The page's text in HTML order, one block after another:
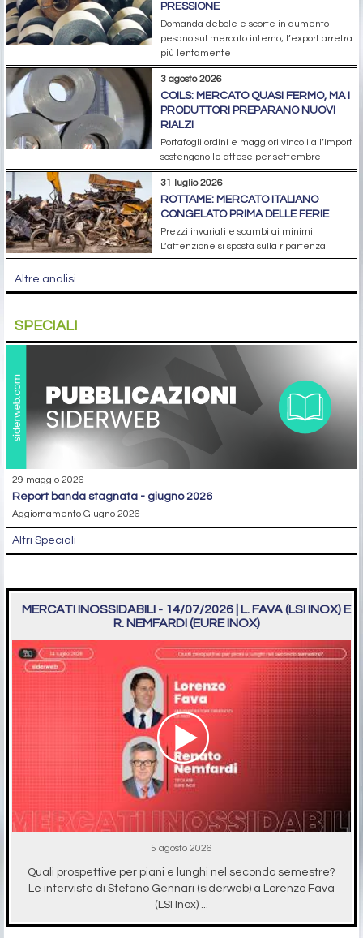
PRESSIONE
Domanda debole e scorte in aumento
pesano sul mercato interno; l’export arretra
più lentamente
3 agosto 2026
COILS: MERCATO QUASI FERMO, MA I
PRODUTTORI PREPARANO NUOVI
RIALZI
Portafogli ordini e maggiori vincoli all’import
sostengono le attese per settembre
31 luglio 2026
ROTTAME: MERCATO ITALIANO
CONGELATO PRIMA DELLE FERIE
Prezzi invariati e scambi ai minimi.
L’attenzione si sposta sulla ripartenza
Altre analisi
SPECIALI
29 maggio 2026
report banda stagnata - giugno 2026
Aggiornamento Giugno 2026
Altri Speciali
MERCATI INOSSIDABILI - 14/07/2026 | L. FAVA (LSI INOX) E
R. NEMFARDI (EURE INOX)
5 agosto 2026
Quali prospettive per piani e lunghi nel secondo semestre?
Le interviste di Stefano Gennari (siderweb) a Lorenzo Fava
(LSI Inox) ...